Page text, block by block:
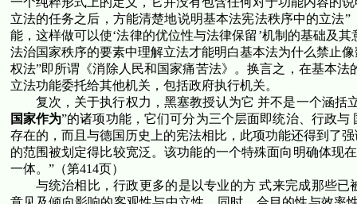
立法的任务之后，方能清楚地说明基本法宪法秩序中的立法”
能，这样做可以使‘法律的优位性与法律保留’机制的基础及
法治国家秩序的要素中理解立法才能明白基本法为什么禁止
权法”即所谓《消除人民和国家痛苦法》。换言之，在基本
立法功能委托给其他机关，包括政府执行机关。
复次，关于执行权力，黑塞教授认为它 并不是一个涵括
国家作为”的诸项功能，它们可分为三个层面即统治、行政
存在的，而且与德国历史上的宪法相比，此项功能还得到了
的范围被划定得比较宽泛。该功能的一个特殊面向明确体现
一体。”（第414页）
与统治相比，行政更多的是以专业的方 式来完成那些